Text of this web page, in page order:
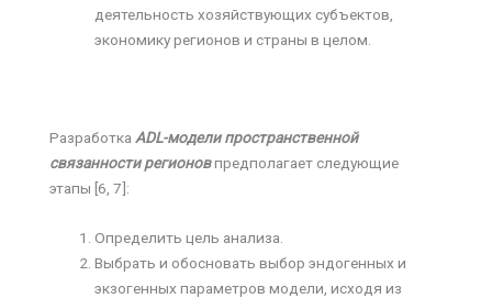
деятельность хозяйствующих субъектов,
экономику регионов и страны в целом.
Разработка ADL-модели пространственной
связанности регионовпредполагает следующие
этапы [6, 7]:
Определить цель анализа.
Выбрать и обосновать выбор эндогенных и
экзогенных параметров модели, исходя из